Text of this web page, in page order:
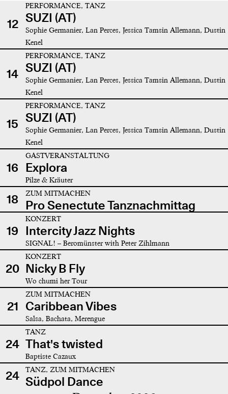
12
PERFORMANCE, TANZ
SUZI (AT)
Sophie Germanier, Lan Perces, Jessica Tamsin Allemann, Dustin
Kenel
14
PERFORMANCE, TANZ
SUZI (AT)
Sophie Germanier, Lan Perces, Jessica Tamsin Allemann, Dustin
Kenel
15
PERFORMANCE, TANZ
SUZI (AT)
Sophie Germanier, Lan Perces, Jessica Tamsin Allemann, Dustin
Kenel
16
GASTVERANSTALTUNG
Explora
Pilze & Kräuter
18 ZUM MITMACHEN
Pro Senectute Tanznachmittag
19
KONZERT
Intercity Jazz Nights
SIGNAL! – Beromünster with Peter Zihlmann
20
KONZERT
Nicky B Fly
Wo chumi her Tour
21
ZUM MITMACHEN
Caribbean Vibes
Salsa, Bachata, Merengue
24
TANZ
That's twisted
Baptiste Cazaux
24 TANZ, ZUM MITMACHEN
Südpol Dance